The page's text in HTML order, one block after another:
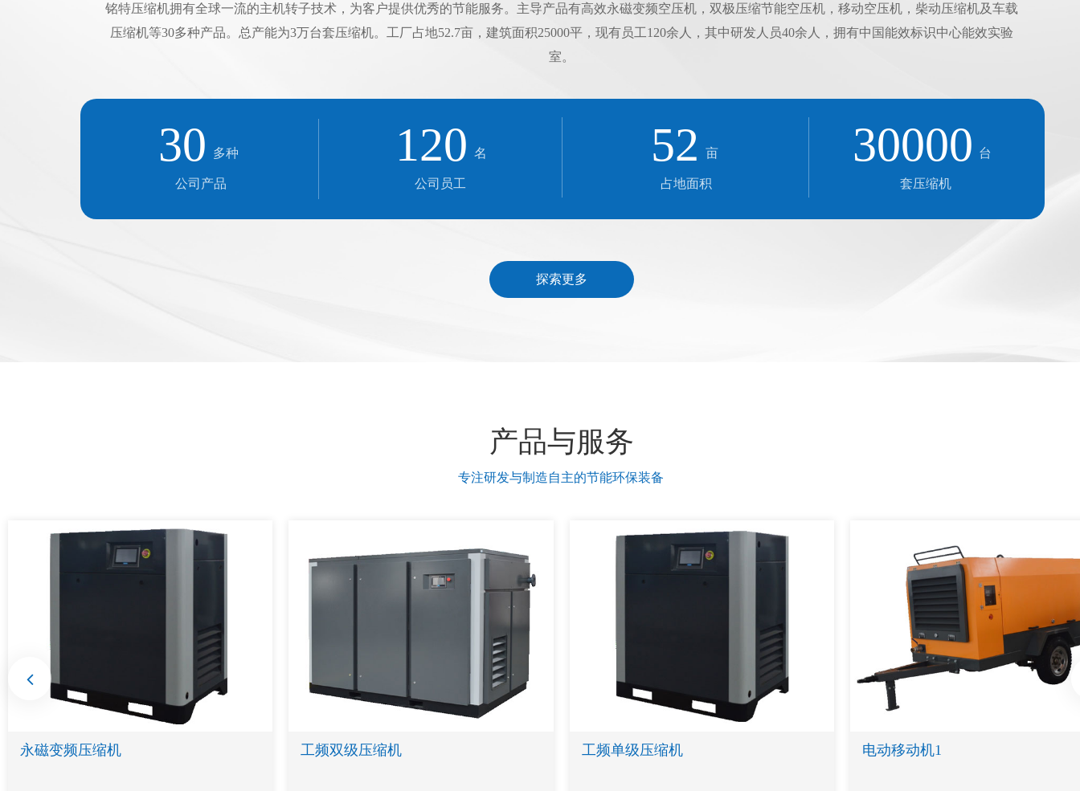
铭特压缩机拥有全球一流的主机转子技术，为客户提供优秀的节能服务。主导产品有高效永磁变频空压机，双极压缩节能空压机，移动空压机，柴动压缩机及车载
压缩机等30多种产品。总产能为3万台套压缩机。工厂占地52.7亩，建筑面积25000平，现有员工120余人，其中研发人员40余人，拥有中国能效标识中心能效实验
室。
探索更多
30 多种
公司产品
120 名
公司员工
52 亩
占地面积
30000 台
套压缩机
产品与服务
专注研发与制造自主的节能环保装备
永磁变频压缩机 工频双级压缩机 工频单级压缩机 电动移动机1